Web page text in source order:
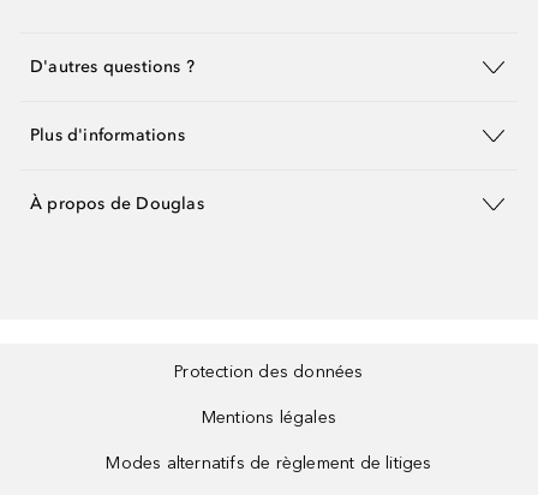
D'autres questions ?
Plus d'informations
À propos de Douglas
Protection des données
Mentions légales
Modes alternatifs de règlement de litiges